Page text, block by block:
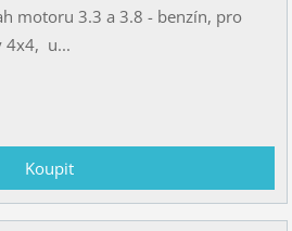
motoru 3.3 a 3.8 - benzín, pro
4x4, u...